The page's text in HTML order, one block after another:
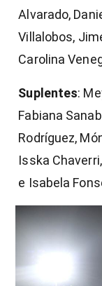
Alvarado,
Villalobos,
Carolina
Suplentes:
Fabiana
Rodríguez,
Isska
e Isabela